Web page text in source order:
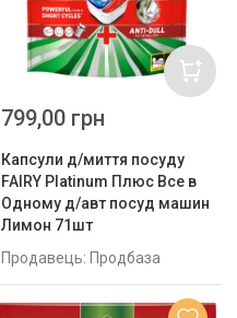
Капсули д/миття посуду
FAIRY Platinum Плюс Все в
Одному д/авт посуд машин
Лимон 71шт
Продавець: Продбаза
799,00 грн